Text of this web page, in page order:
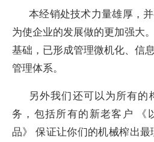
本经销处技术力量雄厚，
为使企业的发展做的更加强大
基础，已形成管理微机化、信
管理体系。
另外我们还可以为所有的
务，包括所有的新老客户 《
品》 保证让你们的机械榨出最